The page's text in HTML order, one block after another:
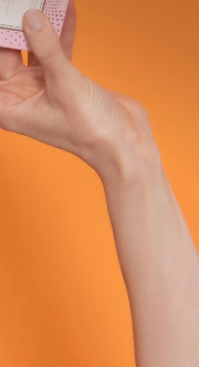
用户信息
我的设备
我的订单
我的地址
我的订阅
Español
Português